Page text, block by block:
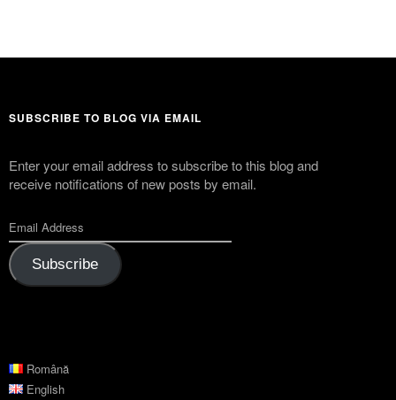
SUBSCRIBE TO BLOG VIA EMAIL
Enter your email address to subscribe to this blog and
receive notifications of new posts by email.
Subscribe
Română
English